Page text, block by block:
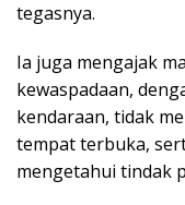
tegasnya.
Ia juga mengajak
kewaspadaan,
kendaraan, tidak
tempat terbuka,
mengetahui tindak